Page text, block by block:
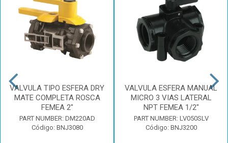
VALVULA TIPO ESFERA DRY
MATE COMPLETA ROSCA
FEMEA 2"
PART NUMBER: DM220AD
Código: BNJ3080
VALVULA ESFERA MANUAL
MICRO 3 VIAS LATERAL
NPT FEMEA 1/2"
PART NUMBER: LV050SLV
Código: BNJ3200